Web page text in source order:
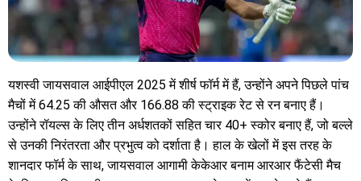
यशस्वी जायसवाल आईपीएल 2025 में शीर्ष फॉर्म में हैं, उन्होंने अपने पिछले पांच
मैचों में 64.25 की औसत और 166.88 की स्ट्राइक रेट से रन बनाए हैं।
उन्होंने रॉयल्स के लिए तीन अर्धशतकों सहित चार 40+ स्कोर बनाए हैं, जो बल्ले
से उनकी निरंतरता और प्रभुत्व को दर्शाता है। हाल के खेलों में इस तरह के
शानदार फॉर्म के साथ, जायसवाल आगामी केकेआर बनाम आरआर फैंटेसी मैच